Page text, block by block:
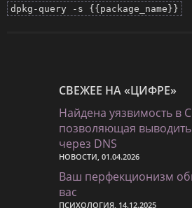
dpkg-query -s {{package_name}}
СВЕЖЕЕ НА «ЦИФРЕ»
Найдена уязвимость в
позволяющая
через DNS
НОВОСТИ, 01.04.2026
Ваш перфекционизм
вас
ПСИХОЛОГИЯ, 14.12.2025